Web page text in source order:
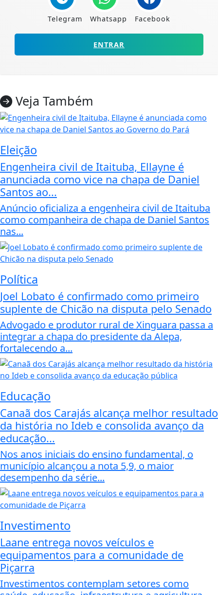
Telegram Whatsapp Facebook
ENTRAR
Veja Também
Eleição
Engenheira civil de Itaituba, Ellayne é
anunciada como vice na chapa de Daniel
Santos ao...
Anúncio oficializa a engenheira civil de Itaituba
como companheira de chapa de Daniel Santos
nas...
Política
Joel Lobato é confirmado como primeiro
suplente de Chicão na disputa pelo Senado
Advogado e produtor rural de Xinguara passa a
integrar a chapa do presidente da Alepa,
fortalecendo a...
Educação
Canaã dos Carajás alcança melhor resultado
da história no Ideb e consolida avanço da
educação...
Nos anos iniciais do ensino fundamental, o
município alcançou a nota 5,9, o maior
desempenho da série...
Investimento
Laane entrega novos veículos e
equipamentos para a comunidade de
Piçarra
Investimentos contemplam setores como